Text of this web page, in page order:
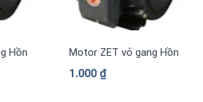
Hồng Ký PLC-Z1.514Motor ZET vỏ gang Hồng Ký
1.000 ₫